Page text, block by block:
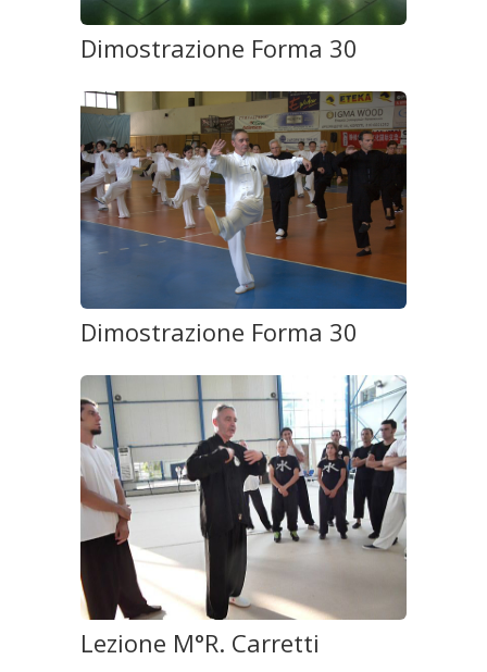
Dimostrazione Forma 30
Dimostrazione Forma 30
Lezione M°R. Carretti